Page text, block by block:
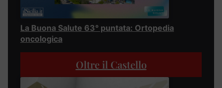
La Buona Salute 63° puntata: Ortopedia
oncologica
Oltre il Castello